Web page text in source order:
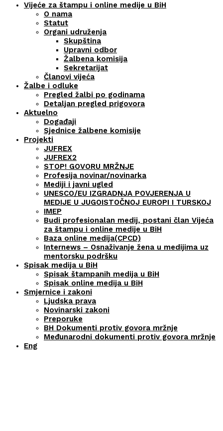
Vijeće za štampu i online medije u BiH
O nama
Statut
Organi udruženja
Skupština
Upravni odbor
Žalbena komisija
Sekretarijat
Članovi vijeća
Žalbe i odluke
Pregled žalbi po godinama
Detaljan pregled prigovora
Aktuelno
Događaji
Sjednice žalbene komisije
Projekti
JUFREX
JUFREX2
STOP! GOVORU MRŽNJE
Profesija novinar/novinarka
Mediji i javni ugled
UNESCO/EU IZGRADNJA POVJERENJA U
MEDIJE U JUGOISTOČNOJ EUROPI I TURSKOJ
IMEP
Budi profesionalan medij, postani član Vijeća
za štampu i online medije u BiH
Baza online medija(CPCD)
Internews – Osnaživanje žena u medijima uz
mentorsku podršku
Spisak medija u BiH
Spisak štampanih medija u BiH
Spisak online medija u BiH
Smjernice i zakoni
Ljudska prava
Novinarski zakoni
Preporuke
BH Dokumenti protiv govora mržnje
Međunarodni dokumenti protiv govora mržnje
Eng